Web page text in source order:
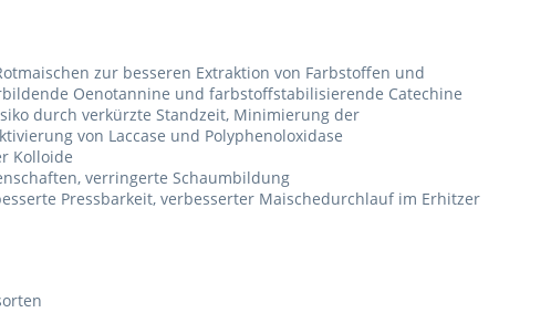
zur besseren Extraktion von Farbstoffen und
Oenotannine und farbstoffstabilisierende Catechine
durch verkürzte Standzeit, Minimierung der
von Laccase und Polyphenoloxidase
Kolloide
verringerte Schaumbildung
Pressbarkeit, verbesserter Maischedurchlauf im Erhitzer